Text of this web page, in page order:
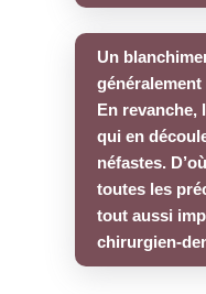
Un
En revanche,
qui en
néfastes.
toutes les
tout aussi
chirurgien-